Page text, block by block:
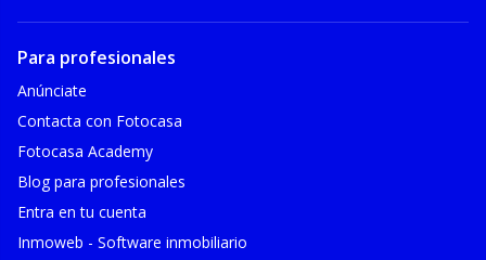
Para profesionales
Anúnciate
Contacta con Fotocasa
Fotocasa Academy
Blog para profesionales
Entra en tu cuenta
Inmoweb - Software inmobiliario